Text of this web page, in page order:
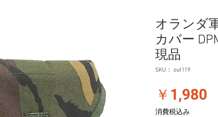
オランダ
カバー
現品
SKU： out119
￥1,980
消費税込み